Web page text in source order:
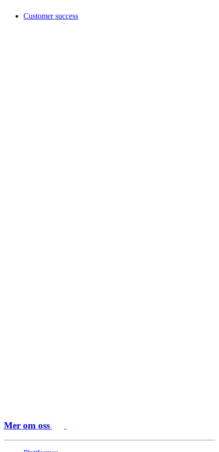
Customer success
Mer om oss